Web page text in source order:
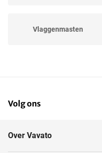
Vlaggenmasten
Volg ons
Over Vavato